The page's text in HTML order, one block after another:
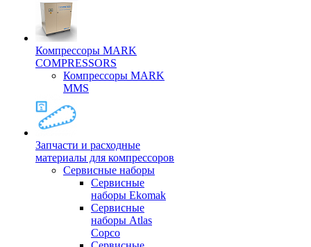
Компрессоры MARK
COMPRESSORS
Компрессоры MARK
MMS
Запчасти и расходные
материалы для компрессоров
Cервисные наборы
Сервисные
наборы Ekomak
Cервисные
наборы Atlas
Copco